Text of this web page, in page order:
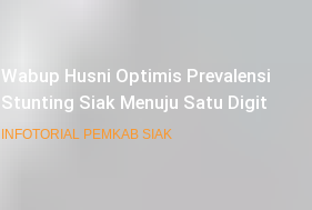
Wabup Husni Optimis Prevalensi
Stunting Siak Menuju Satu Digit
INFOTORIAL PEMKAB SIAK